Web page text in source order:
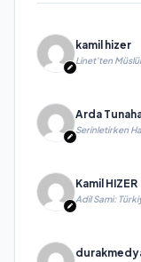
kamil hizer
Linet'ten
Arda
Serinletirken
Kamil HIZER
Adil Sami:
Biri, Yatırım